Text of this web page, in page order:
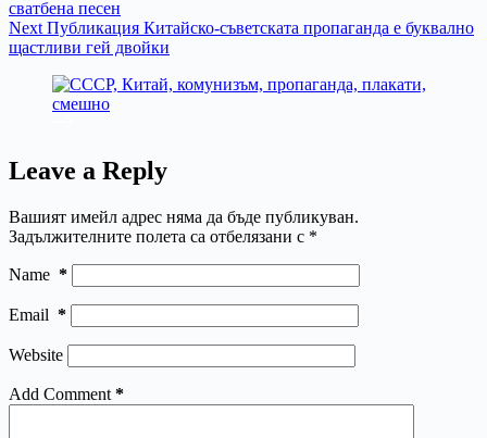
сватбена песен
NextПубликация Китайско-съветската пропаганда е буквално
щастливи гей двойки
Leave a Reply
Вашият имейл адрес няма да бъде публикуван.
Задължителните полета са отбелязани с *
Name *
Email *
Website
Add Comment *